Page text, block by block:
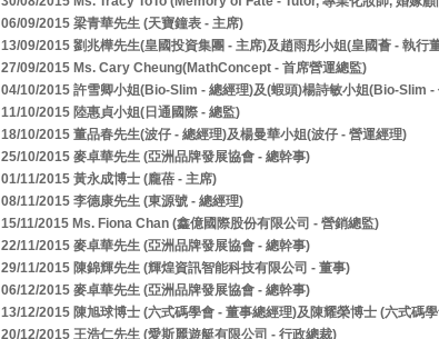
06/09/2015 梁青華先生 (天寶鐘表 - 主席)
13/09/2015 劉兆樺先生(皇國投資集團 - 主席)及趙雨彤小姐(皇國薈 - 執行
27/09/2015 Ms. Cary Cheung(MathConcept - 首席營運總監)
04/10/2015 許雪卿小姐(Bio-Slim - 總經理)及(蝦頭)楊詩敏小姐(Bio-Slim -
11/10/2015 陸惠貞小姐(日通國際 - 總監)
18/10/2015 董品春先生(波仔 - 總經理)及楊曼華小姐(波仔 - 營運經理)
25/10/2015 麥卓華先生 (亞洲品牌發展協會 - 總幹事)
01/11/2015 黃永成博士 (龐蓓 - 主席)
08/11/2015 李德康先生 (東源號 - 總經理)
15/11/2015 Ms. Fiona Chan (鑫億國際股份有限公司 - 營銷總監)
22/11/2015 麥卓華先生 (亞洲品牌發展協會 - 總幹事)
29/11/2015 陳錦輝先生 (輝煌資訊智能科技有限公司 - 董事)
06/12/2015 麥卓華先生 (亞洲品牌發展協會 - 總幹事)
13/12/2015 陳旭球博士 (六式碼學會 - 董事總經理)及陳耀榮博士 (六式碼
20/12/2015 王浩仁先生 (愛斯麗遊艇有限公司 - 行政總裁)